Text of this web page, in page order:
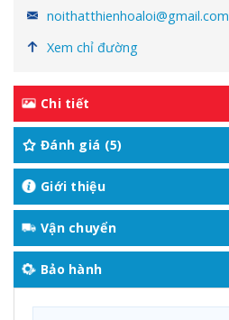
noithatthienhoaloi@gmail.com
Xem chỉ đường
Chi tiết
Đánh giá (5)
Giới thiệu
Vận chuyển
Bảo hành